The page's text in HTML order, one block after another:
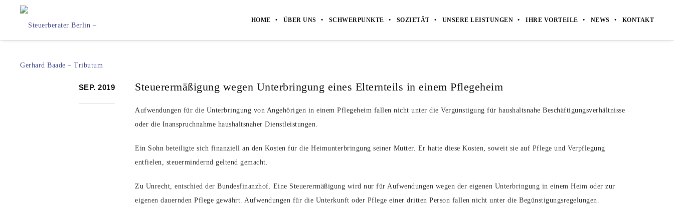
HOME ÜBER UNS SCHWERPUNKTE SOZIETÄT UNSERE LEISTUNGEN IHRE VORTEILE NEWS KONTAKT
SEP. 2019 Steuerermäßigung wegen Unterbringung eines Elternteils in einem Pflegeheim
Aufwendungen für die Unterbringung von Angehörigen in einem Pflegeheim fallen nicht unter die Vergünstigung für haushaltsnahe Beschäftigungsverhältnisse
oder die Inanspruchnahme haushaltsnaher Dienstleistungen.
Ein Sohn beteiligte sich finanziell an den Kosten für die Heimunterbringung seiner Mutter. Er hatte diese Kosten, soweit sie auf Pflege und Verpflegung
entfielen, steuermindernd geltend gemacht.
Zu Unrecht, entschied der Bundesfinanzhof. Eine Steuerermäßigung wird nur für Aufwendungen wegen der eigenen Unterbringung in einem Heim oder zur
eigenen dauernden Pflege gewährt. Aufwendungen für die Unterkunft oder Pflege einer dritten Person fallen nicht unter die Begünstigungsregelungen.